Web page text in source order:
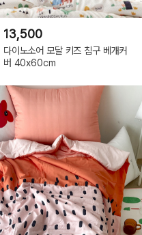
13,500
다이노소어 모달 키즈 침구 베개커
버 40x60cm